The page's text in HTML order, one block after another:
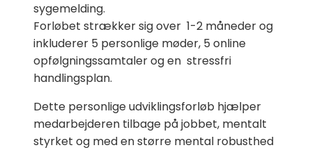
sygemelding.
Forløbet strækker sig over 1-2 måneder og
inkluderer 5 personlige møder, 5 online
opfølgningssamtaler og en stressfri
handlingsplan.
Dette personlige udviklingsforløb hjælper
medarbejderen tilbage på jobbet, mentalt
styrket og med en større mental robusthed